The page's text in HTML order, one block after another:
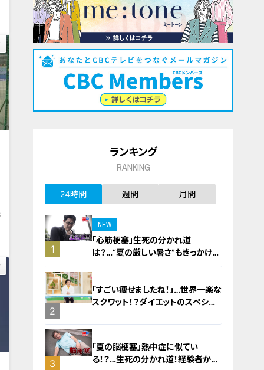
ランキング
RANKING
24時間 週間 月間
1
NEW
「心筋梗塞」生死の分かれ道
は？…“夏の厳しい暑さ”もきっかけ
に！発症前のキケンなサインと対処
2
「すごい痩せましたね！」…世界一楽な
スクワット！？ダイエットのスペシャ
3
「夏の脳梗塞」熱中症に似てい
る！？…生死の分かれ道！経験者から